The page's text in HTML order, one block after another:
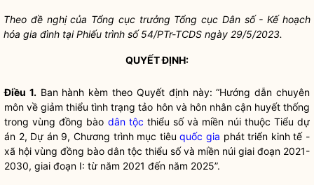
Theo đề nghị của Tổng cục trưởng Tổng cục Dân số - Kế hoạch
hóa gia đình tại Phiếu trình số 54/PTr-TCDS ngày 29/5/2023.
QUYẾT ĐỊNH:
Điều 1.Ban hành kèm theo Quyết định này: “Hướng dẫn chuyên
môn về giảm thiểu tình trạng tảo hôn và hôn nhân cận huyết thống
trong vùng đồng bào dân tộc thiểu số và miền núi thuộc Tiểu dự
án 2, Dự án 9, Chương trình mục tiêuquốc gia phát triển kinh tế -
xã hội vùng đồng bào dân tộc thiểu số và miền núi giai đoạn 2021-
2030, giai đoạn I: từ năm 2021 đến năm 2025”.